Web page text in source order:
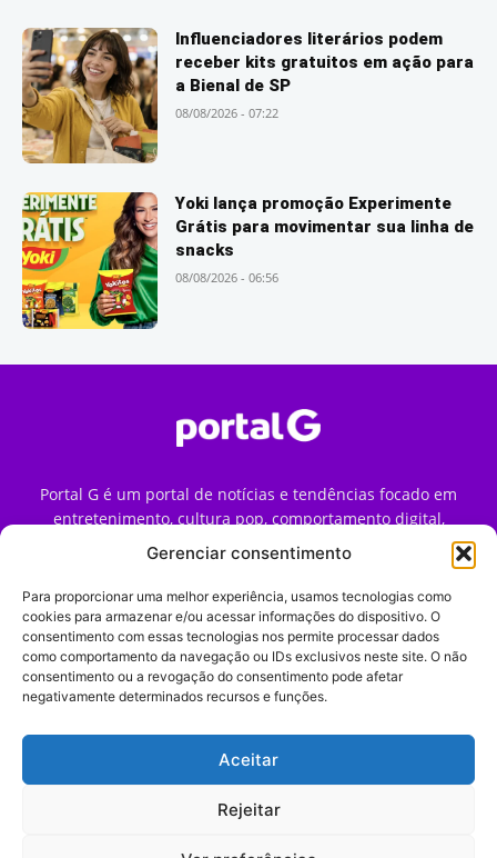
Gerenciar consentimento
Para proporcionar uma melhor experiência, usamos tecnologias como
cookies para armazenar e/ou acessar informações do dispositivo. O
consentimento com essas tecnologias nos permite processar dados
como comportamento da navegação ou IDs exclusivos neste site. O não
consentimento ou a revogação do consentimento pode afetar
negativamente determinados recursos e funções.
Aceitar
Rejeitar
Influenciadores literários podem
receber kits gratuitos em ação para
a Bienal de SP
08/08/2026 - 07:22
Yoki lança promoção Experimente
Grátis para movimentar sua linha de
snacks
08/08/2026 - 06:56
Portal G é um portal de notícias e tendências focado em
entretenimento, cultura pop, comportamento digital,
streaming, games e iniciativas de marca que impactam a
forma como o público vive e consome internet no Brasil.
Contato:contato@portalg.com.br
Início Sobre
Termos de Uso
Política de Privacidade
Contato